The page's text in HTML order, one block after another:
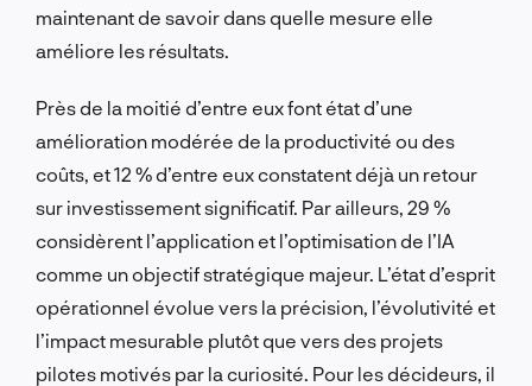
maintenant de savoir dans quelle mesure elle
améliore les résultats.
Près de la moitié d’entre eux font état d’une
amélioration modérée de la productivité ou des
coûts, et 12 % d’entre eux constatent déjà un retour
sur investissement significatif. Par ailleurs, 29 %
considèrent l’application et l’optimisation de l’IA
comme un objectif stratégique majeur. L’état d’esprit
opérationnel évolue vers la précision, l’évolutivité et
l’impact mesurable plutôt que vers des projets
pilotes motivés par la curiosité. Pour les décideurs, il